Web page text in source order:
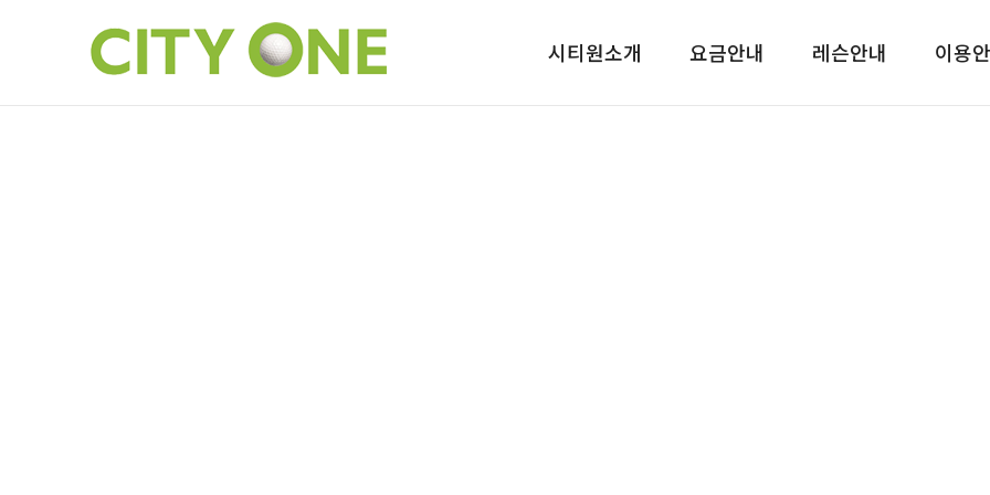
시티원소개 요금안내 레슨안내 이용